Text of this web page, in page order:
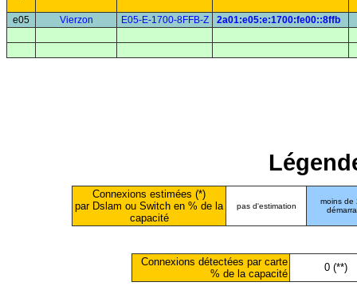
e05 Vierzon E05-E-1700-8FFB-Z 2a01:e05:e:1700:fe00::8ffb
Connexions estimées (*)
par Dslam ou Switch en % de la
capacité
pas d'estimation
moins de
Connexions détectées par carte
% de la capacité
0 (**)